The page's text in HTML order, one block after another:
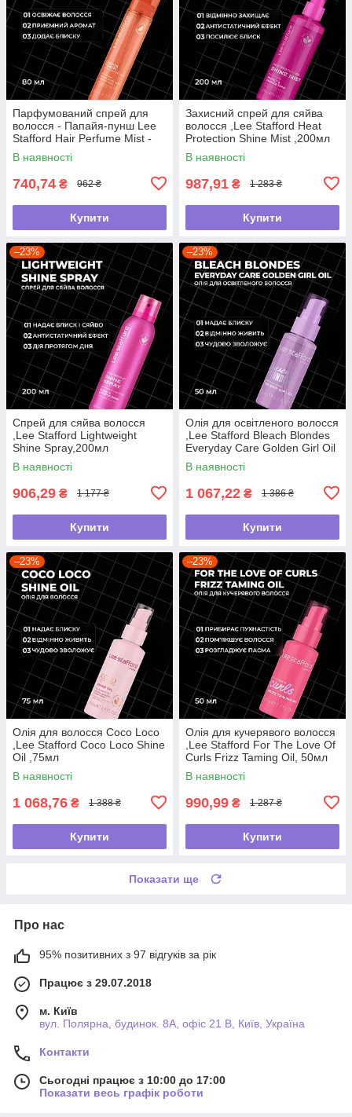
Парфумований спрей для
волосся - Папайя-пунш Lee
Stafford Hair Perfume Mist -
Papaya Punch, 80 мл
В наявності
740,74 ₴ 962 ₴
Купити
Захисний спрей для сяйва
волосся ,Lee Stafford Heat
Protection Shine Mist ,200мл
В наявності
987,91 ₴ 1 283 ₴
Купити
–23%
Спрей для сяйва волосся
,Lee Stafford Lightweight
Shine Spray,200мл
В наявності
906,29 ₴ 1 177 ₴
Купити
–23%
Олія для освітленого волосся
,Lee Stafford Bleach Blondes
Everyday Care Golden Girl Oil
,50мл
В наявності
1 067,22 ₴ 1 386 ₴
Купити
–23%
Олія для волосся Coco Loco
,Lee Stafford Coco Loco Shine
Oil ,75мл
В наявності
1 068,76 ₴ 1 388 ₴
Купити
–23%
Олія для кучерявого волосся
,Lee Stafford For The Love Of
Curls Frizz Taming Oil, 50мл
В наявності
990,99 ₴ 1 287 ₴
Купити
Показати ще
Про нас
95% позитивних з 97 відгуків за рік
Працює з 29.07.2018
м. Київ
вул. Полярна, будинок. 8А, офіс 21 В, Київ, Україна
Контакти
Сьогодні працює з 10:00 до 17:00
Показати весь графік роботи